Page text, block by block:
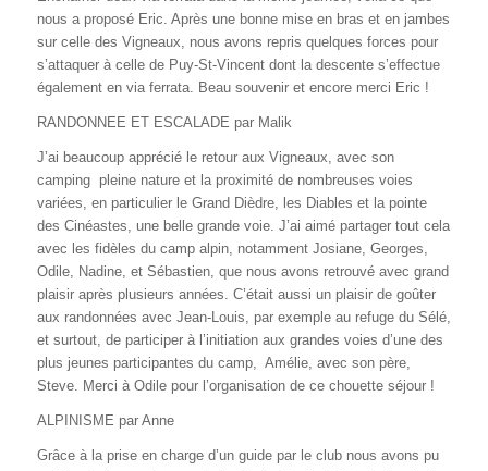
nous a proposé Eric. Après une bonne mise en bras et en jambes
sur celle des Vigneaux, nous avons repris quelques forces pour
s’attaquer à celle de Puy-St-Vincent dont la descente s’effectue
également en via ferrata. Beau souvenir et encore merci Eric !
RANDONNEE ET ESCALADE par Malik
J’ai beaucoup apprécié le retour aux Vigneaux, avec son
camping pleine nature et la proximité de nombreuses voies
variées, en particulier le Grand Dièdre, les Diables et la pointe
des Cinéastes, une belle grande voie. J’ai aimé partager tout cela
avec les fidèles du camp alpin, notamment Josiane, Georges,
Odile, Nadine, et Sébastien, que nous avons retrouvé avec grand
plaisir après plusieurs années. C’était aussi un plaisir de goûter
aux randonnées avec Jean-Louis, par exemple au refuge du Sélé,
et surtout, de participer à l’initiation aux grandes voies d’une des
plus jeunes participantes du camp, Amélie, avec son père,
Steve. Merci à Odile pour l’organisation de ce chouette séjour !
ALPINISME par Anne
Grâce à la prise en charge d’un guide par le club nous avons pu